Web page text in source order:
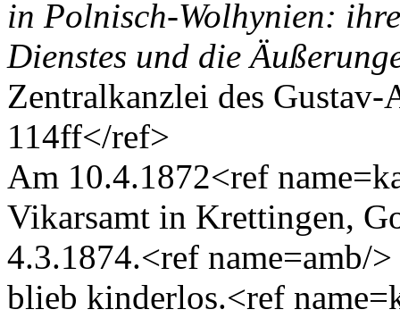
in Polnisch-Wolhynien:
Dienstes und die
Zentralkanzlei des
114ff</ref>
Am 10.4.1872<ref
Vikarsamt in Krettingen,
4.3.1874.<ref name=amb/
blieb kinderlos.<ref